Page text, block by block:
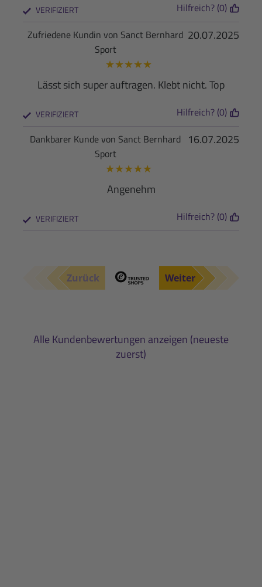
VERIFIZIERT Hilfreich? (0)
20.07.2025
Zufriedene Kundin von Sanct Bernhard
Sport
★★★★★
Lässt sich super auftragen. Klebt nicht. Top
VERIFIZIERT Hilfreich? (0)
16.07.2025
Dankbarer Kunde von Sanct Bernhard
Sport
★★★★★
Angenehm
VERIFIZIERT Hilfreich? (0)
Zurück Weiter
Alle Kundenbewertungen anzeigen (neueste
zuerst)